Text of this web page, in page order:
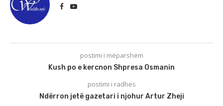
postimi i mëparshëm
Kush po e kercnon Shpresa Osmanin
postimi i radhës
Ndërron jetë gazetari i njohur Artur Zheji